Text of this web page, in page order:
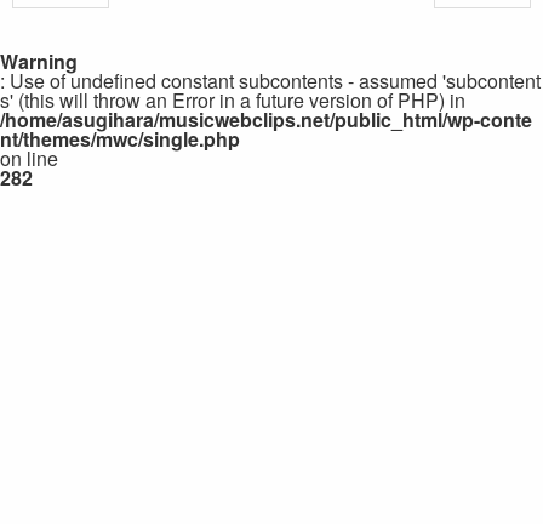
Warning
: Use of undefined constant subcontents - assumed 'subcontent
s' (this will throw an Error in a future version of PHP) in
/home/asugihara/musicwebclips.net/public_html/wp-conte
nt/themes/mwc/single.php
on line
282